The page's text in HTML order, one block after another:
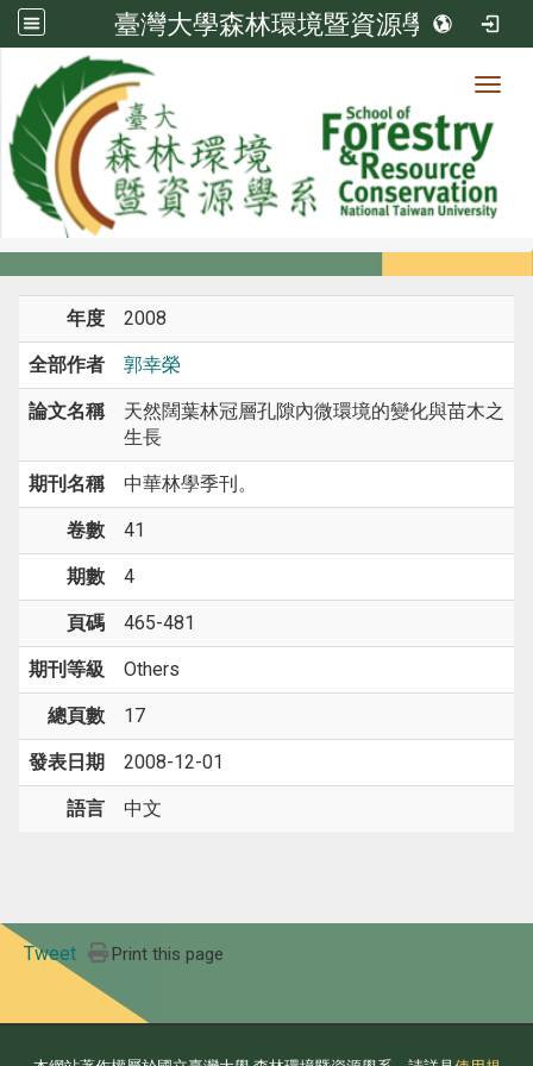
臺灣大學森林環境暨資源學系
系所成員
系所成員
年度 2008
全部作者 郭幸榮
論文名稱
天然闊葉林冠層孔隙內微環境的變化與苗木之
生長
期刊名稱 中華林學季刊。
卷數 41
期數 4
頁碼 465-481
期刊等級 Others
總頁數 17
發表日期 2008-12-01
語言 中文
Tweet Print this page